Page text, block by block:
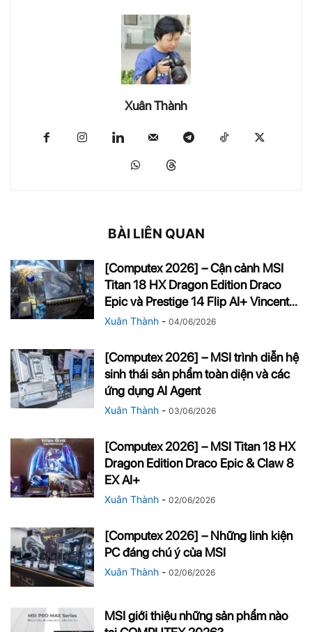
Xuân Thành
BÀI LIÊN QUAN
[Computex 2026] – Cận cảnh MSI
Titan 18 HX Dragon Edition Draco
Epic và Prestige 14 Flip AI+ Vincent...
Xuân Thành - 04/06/2026
[Computex 2026] – MSI trình diễn hệ
sinh thái sản phẩm toàn diện và các
ứng dụng AI Agent
Xuân Thành - 03/06/2026
[Computex 2026] – MSI Titan 18 HX
Dragon Edition Draco Epic & Claw 8
EX AI+
Xuân Thành - 02/06/2026
[Computex 2026] – Những linh kiện
PC đáng chú ý của MSI
Xuân Thành - 02/06/2026
MSI giới thiệu những sản phẩm nào